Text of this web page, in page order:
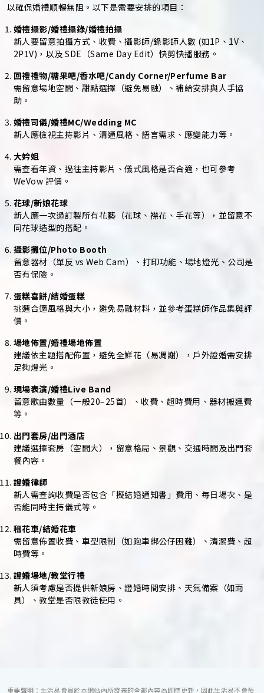
以確保婚禮順暢無阻。以下是需要安排的項目：
婚禮攝影/婚禮攝錄/婚禮拍攝
新人要留意拍攝方式、收費、攝影師/錄影師人數 (如1P、1V、
2P1V)，以及 SDE（Same Day Edit）快剪快播服務。
回禮禮物/糖果吧/香水吧/Candy Corner/Perfume Bar
需留意場地空間、甜點選擇（避免易融）、補給安排與人手協
助。
婚禮司儀/婚禮MC/Wedding MC
新人應檢視主持影片、溝通風格、語言需求、應變能力等。
大妗姐
需查看年資、過往主持影片、儀式風格是否合適，也可參考
WeVow 評價。
花球/新娘花球
新人應一次過訂製所有花藝（花球、襟花、手花等），並留意不
同花球造型的搭配。
攝影攤位/Photo Booth
留意器材（單反 vs Web Cam）、打印功能、場地燈光、公司是
否有保險。
蛋糕喜餅/結婚蛋糕
挑選合適風格與大小，避免易融材料，並參考蛋糕師作品集與評
價。
場地佈置/婚禮場地佈置
建議依主題搭配佈置，避免全鮮花（易凋謝），戶外證婚需安排
足夠燈光。
現場表演/婚禮Live Band
留意歌曲數量（一般20–25首）、收費、超時費用、器材搬運費
等。
出門套房/出門酒店
建議選擇套房（空間大），留意格局、景觀、交通時間及出門套
餐內容。
證婚律師
新人需查詢收費是否包含「擬結婚通知書」費用、每日場次、是
否能同時主持儀式等。
租花車/結婚花車
需留意佈置收費、車型限制（如跑車綁公仔困難）、清潔費、超
時費等。
證婚場地/教堂行禮
新人須考慮是否提供新娘房、證婚時間安排、天氣備案（如雨
具）、教堂是否限教徒使用。
重要聲明：生活易會員於本網站內所發表的全部內容為即時更新，因此生活易不會預